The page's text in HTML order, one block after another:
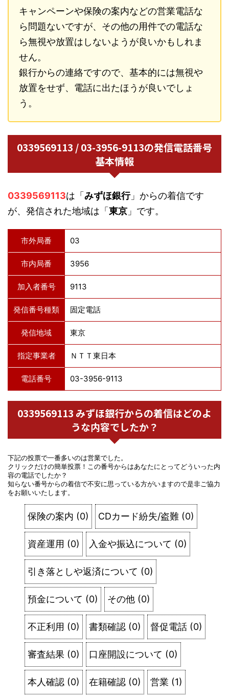
キャンペーンや保険の案内などの営業電話な
ら問題ないですが、その他の用件での電話な
ら無視や放置はしないようが良いかもしれま
せん。
銀行からの連絡ですので、基本的には無視や
放置をせず、電話に出たほうが良いでしょ
う。
0339569113 / 03-3956-9113の発信電話番号
基本情報
0339569113は「 みずほ銀行」からの着信です
が、発信された地域は「 東京 」です。
市外局番 03
市内局番 3956
加入者番号 9113
発信番号種類 固定電話
発信地域 東京
指定事業者 ＮＴＴ東日本
電話番号 03-3956-9113
0339569113 みずほ銀行からの着信はどのよ
うな内容でしたか？
下記の投票で一番多いのは営業でした。
クリックだけの簡単投票！この番号からはあなたにとってどういった内
容の電話でしたか？
知らない番号からの着信で不安に思っている方がいますので是非ご協力
をお願いいたします。
保険の案内 (0) CDカード紛失/盗難 (0)
資産運用 (0) 入金や振込について (0)
引き落としや返済について (0)
預金について (0) その他 (0)
不正利用 (0) 書類確認 (0) 督促電話 (0)
審査結果 (0) 口座開設について (0)
本人確認 (0) 在籍確認 (0) 営業 (1)